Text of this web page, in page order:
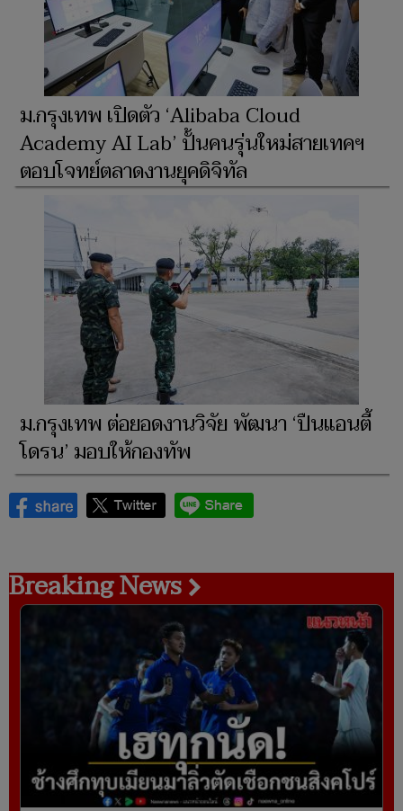
ม.กรุงเทพ เปิดตัว ‘Alibaba Cloud
Academy AI Lab’ ปั้นคนรุ่นใหม่สายเทคฯ
ตอบโจทย์ตลาดงานยุคดิจิทัล
ม.กรุงเทพ ต่อยอดงานวิจัย พัฒนา ‘ปืนแอนตี้
โดรน’ มอบให้กองทัพ
Breaking News